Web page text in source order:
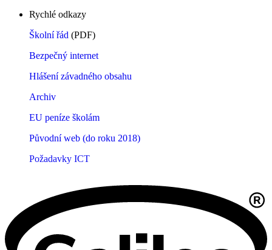
Rychlé odkazy
Školní řád (PDF)
Bezpečný internet
Hlášení závadného obsahu
Archiv
EU peníze školám
Původní web (do roku 2018)
Požadavky ICT